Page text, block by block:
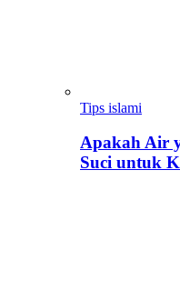
Tips islami
Apakah Air
Suci untuk